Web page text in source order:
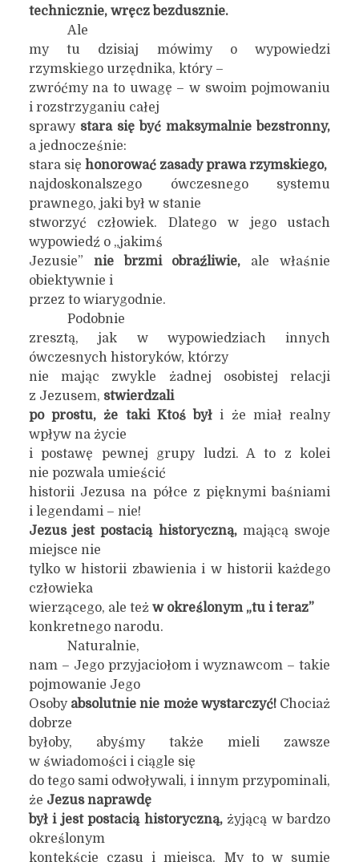
technicznie, wręcz bezdusznie.
Ale
my tu dzisiaj mówimy o wypowiedzi
rzymskiego urzędnika, który –
zwróćmy na to uwagę – w swoim pojmowaniu
i rozstrzyganiu całej
sprawy stara się być maksymalnie bezstronny,
a jednocześnie:
stara się honorować zasady prawa rzymskiego,
najdoskonalszego ówczesnego systemu
prawnego, jaki był w stanie
stworzyć człowiek. Dlatego w jego ustach
wypowiedź o „jakimś
Jezusie” nie brzmi obraźliwie, ale właśnie
obiektywnie i
przez to wiarygodnie.
Podobnie
zresztą, jak w wypowiedziach innych
ówczesnych historyków, którzy
nie mając zwykle żadnej osobistej relacji
z Jezusem, stwierdzali
po prostu, że taki Ktoś był i że miał realny
wpływ na życie
i postawę pewnej grupy ludzi. A to z kolei
nie pozwala umieścić
historii Jezusa na półce z pięknymi baśniami
i legendami – nie!
Jezus jest postacią historyczną, mającą swoje
miejsce nie
tylko w historii zbawienia i w historii każdego
człowieka
wierzącego, ale też w określonym „tu i teraz”
konkretnego narodu.
Naturalnie,
nam – Jego przyjaciołom i wyznawcom – takie
pojmowanie Jego
Osoby absolutnie nie może wystarczyć!Chociaż
dobrze
byłoby, abyśmy także mieli zawsze
w świadomości i ciągle się
do tego sami odwoływali, i innym przypominali,
że Jezus naprawdę
był i jest postacią historyczną, żyjącą w bardzo
określonym
kontekście czasu i miejsca. My to w sumie